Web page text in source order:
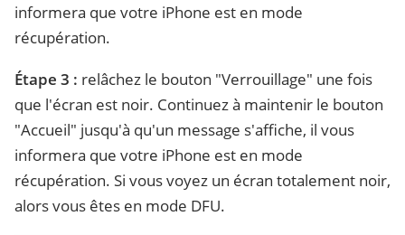
informera que votre iPhone est en mode
récupération.
Étape 3 : relâchez le bouton "Verrouillage" une fois
que l'écran est noir. Continuez à maintenir le bouton
"Accueil" jusqu'à qu'un message s'affiche, il vous
informera que votre iPhone est en mode
récupération. Si vous voyez un écran totalement noir,
alors vous êtes en mode DFU.